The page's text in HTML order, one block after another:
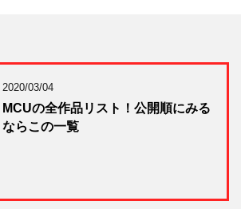
2020/03/04
MCUの全作品リスト！公開順にみる
ならこの一覧